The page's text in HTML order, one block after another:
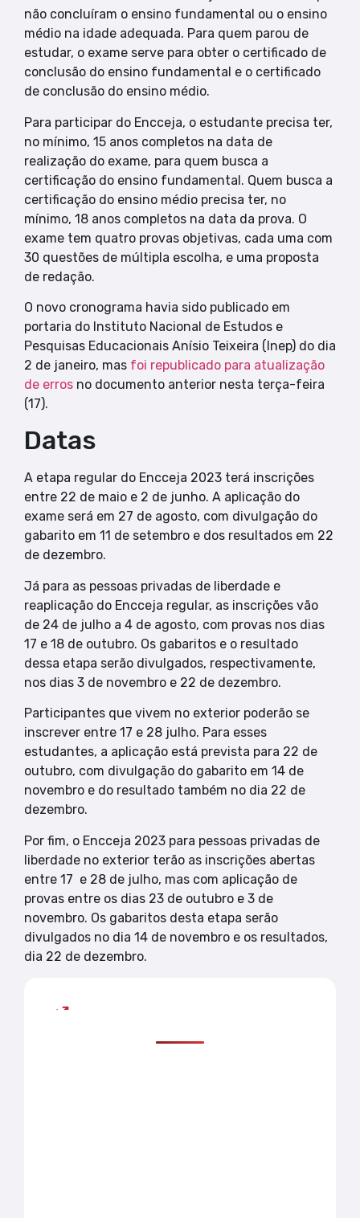
não concluíram o ensino fundamental ou o ensino
médio na idade adequada. Para quem parou de
estudar, o exame serve para obter o certificado de
conclusão do ensino fundamental e o certificado
de conclusão do ensino médio.
Para participar do Encceja, o estudante precisa ter,
no mínimo, 15 anos completos na data de
realização do exame, para quem busca a
certificação do ensino fundamental. Quem busca a
certificação do ensino médio precisa ter, no
mínimo, 18 anos completos na data da prova. O
exame tem quatro provas objetivas, cada uma com
30 questões de múltipla escolha, e uma proposta
de redação.
O novo cronograma havia sido publicado em
portaria do Instituto Nacional de Estudos e
Pesquisas Educacionais Anísio Teixeira (Inep) do dia
2 de janeiro, mas foi republicado para atualização
de erros no documento anterior nesta terça-feira
(17).
Datas
A etapa regular do Encceja 2023 terá inscrições
entre 22 de maio e 2 de junho. A aplicação do
exame será em 27 de agosto, com divulgação do
gabarito em 11 de setembro e dos resultados em 22
de dezembro.
Já para as pessoas privadas de liberdade e
reaplicação do Encceja regular, as inscrições vão
de 24 de julho a 4 de agosto, com provas nos dias
17 e 18 de outubro. Os gabaritos e o resultado
dessa etapa serão divulgados, respectivamente,
nos dias 3 de novembro e 22 de dezembro.
Participantes que vivem no exterior poderão se
inscrever entre 17 e 28 julho. Para esses
estudantes, a aplicação está prevista para 22 de
outubro, com divulgação do gabarito em 14 de
novembro e do resultado também no dia 22 de
dezembro.
Por fim, o Encceja 2023 para pessoas privadas de
liberdade no exterior terão as inscrições abertas
entre 17 e 28 de julho, mas com aplicação de
provas entre os dias 23 de outubro e 3 de
novembro. Os gabaritos desta etapa serão
divulgados no dia 14 de novembro e os resultados,
dia 22 de dezembro.